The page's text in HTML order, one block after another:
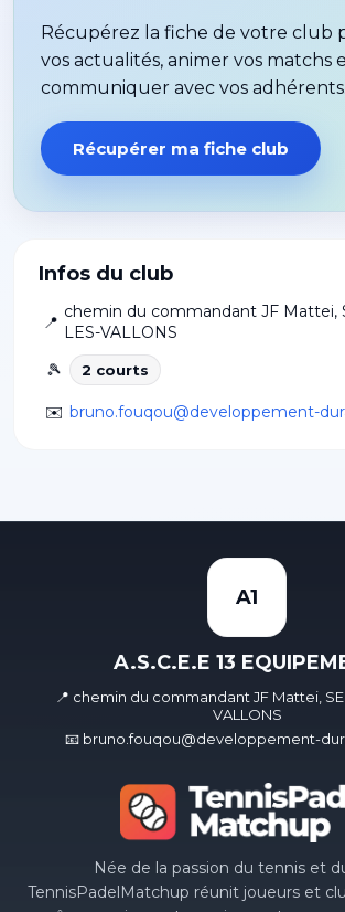
Infos du club
📍
chemin du commandant JF Mattei,
LES-VALLONS
🎾
2 courts
✉️ bruno.fouqou@developpement-
Récupérez la fiche de votre club
vos actualités, animer vos matchs
communiquer avec vos adhérents.
Récupérer ma fiche club
A1
A.S.C.E.E 13
📍 chemin du commandant JF Mattei,
VALLONS
📧 bruno.fouqou@developpement-
Née de la passion du tennis et
TennisPadelMatchup réunit joueurs et